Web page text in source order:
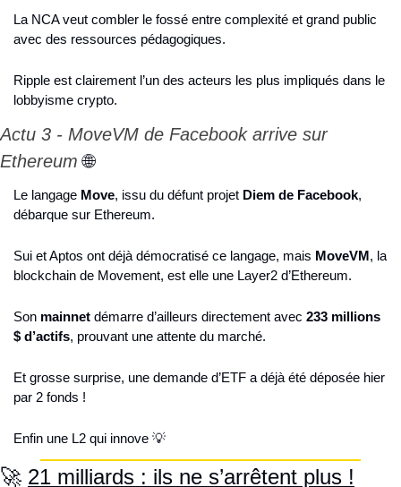
La NCA veut combler le fossé entre complexité et grand public
avec des ressources pédagogiques.
Ripple est clairement l’un des acteurs les plus impliqués dans le
lobbyisme crypto.
Actu 3 - MoveVM de Facebook arrive sur
Ethereum 🌐
Le langage Move, issu du défunt projet Diem de Facebook,
débarque sur Ethereum.
Sui et Aptos ont déjà démocratisé ce langage, mais MoveVM, la
blockchain de Movement, est elle une Layer2 d’Ethereum.
Son mainnet démarre d’ailleurs directement avec 233 millions
$ d’actifs, prouvant une attente du marché.
Et grosse surprise, une demande d’ETF a déjà été déposée hier
par 2 fonds !
Enfin une L2 qui innove 💡
🚀 21 milliards : ils ne s’arrêtent plus !